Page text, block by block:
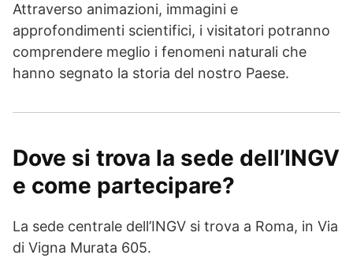
Attraverso animazioni, immagini e
approfondimenti scientifici, i visitatori potranno
comprendere meglio i fenomeni naturali che
hanno segnato la storia del nostro Paese.
Dove si trova la sede dell’INGV
e come partecipare?
La sede centrale dell’INGV si trova a Roma, in Via
di Vigna Murata 605.